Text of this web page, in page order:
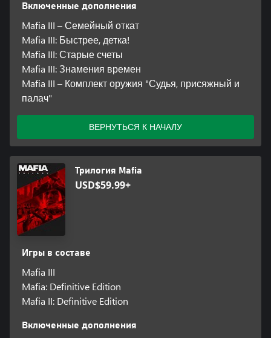
Включенные дополнения
Mafia III – Семейный откат
Mafia III: Быстрее, детка!
Mafia III: Старые счеты
Mafia III: Знамения времен
Mafia III – Комплект оружия "Судья, присяжный и
палач"
ВЕРНУТЬСЯ К НАЧАЛУ
Трилогия Mafia
USD$59.99+
Игры в составе
Mafia III
Mafia: Definitive Edition
Mafia II: Definitive Edition
Включенные дополнения